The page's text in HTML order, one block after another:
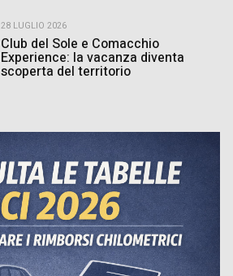
28 LUGLIO 2026
Club del Sole e Comacchio
Experience: la vacanza diventa
scoperta del territorio